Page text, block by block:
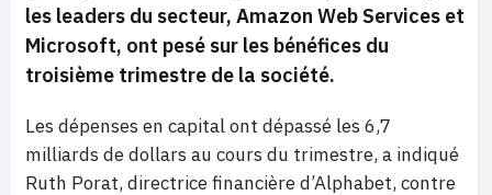
les leaders du secteur, Amazon Web Services et
Microsoft, ont pesé sur les bénéfices du
troisième trimestre de la société.
Les dépenses en capital ont dépassé les 6,7
milliards de dollars au cours du trimestre, a indiqué
Ruth Porat, directrice financière d’Alphabet, contre